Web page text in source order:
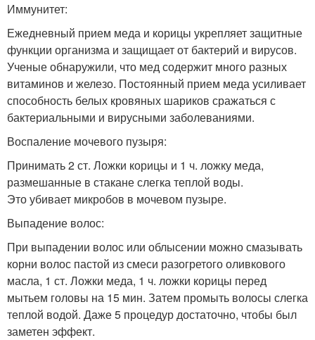
Иммунитет:
Ежедневный прием меда и корицы укрепляет защитные
функции организма и защищает от бактерий и вирусов.
Ученые обнаружили, что мед содержит много разных
витаминов и железо. Постоянный прием меда усиливает
способность белых кровяных шариков сражаться с
бактериальными и вирусными заболеваниями.
Воспаление мочевого пузыря:
Принимать 2 ст. Ложки корицы и 1 ч. ложку меда,
размешанные в стакане слегка теплой воды.
Это убивает микробов в мочевом пузыре.
Выпадение волос:
При выпадении волос или облысении можно смазывать
корни волос пастой из смеси разогретого оливкового
масла, 1 ст. Ложки меда, 1 ч. ложки корицы перед
мытьем головы на 15 мин. Затем промыть волосы слегка
теплой водой. Даже 5 процедур достаточно, чтобы был
заметен эффект.